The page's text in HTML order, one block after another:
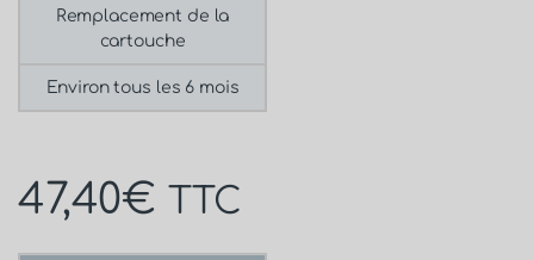
Remplacement de la
cartouche
Environ tous les 6 mois
47,40€ TTC